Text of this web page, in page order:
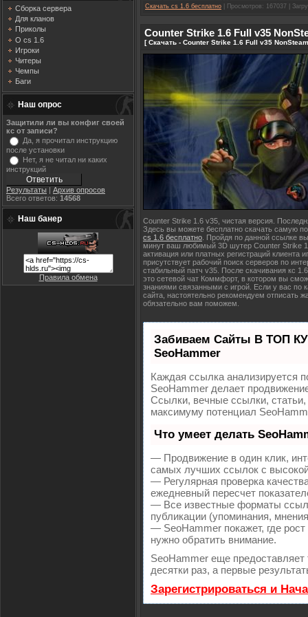
Сборка сервера
Для кланов
Приколы
О cs 1.6
Игроки
Читеры
Чемпы
Баги
Наш опрос
Защитили ли вы конфиг своей
кс от записи?
Да, я прочитал инструкцию
после установки
Нет, я не читал ни каких
инструкций
Результаты | Архив опросов
Всего ответов: 14568
Наш банер
Правила обмена
Скачать cs 1.6 бесплатно | Просмотров: 167037 |
Counter Strike 1.6 Full v35
[ Скачать - Counter Strike 1.6 Full v35
Counter Strike 1.6 v35, чистая версия.
Здесь вы можете бесплатно скачать самую
cs 1.6 бесплатно . Пройдя по данной ссылке
минут ваш любимый 3D шутер Counter Strike
активация или платных регистраций клиента
присутствует рабочий поиск серверов по
стабильный патч v35. После скачивания кс
это сетевой чат Коммфорт, в котором вы
знаниями связанными с игрой. Если у вас по
сайта, настоятельно рекомендуем отписать
обязательно вам поможем.
Забиваем Сайты В ТОП
SeoHammer
Каждая ссылка анализируется
SeoHammer делает
Ссылки, вечные ссылки,
максимуму потенциал
Что умеет делать
— Продвижение в один клик,
самых лучших ссылок с
— Регулярная проверка
ежедневный пересчет
— Все известные форматы
публикации (упоминания,
— SeoHammer покажет, где
нужно обратить внимание.
SeoHammer еще
десятки раз, а первые
Зарегистрироваться и